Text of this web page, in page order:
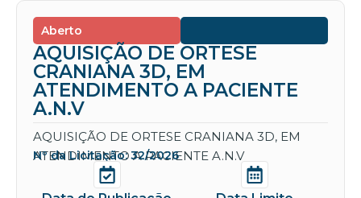
Aberto
AQUISIÇÃO DE ORTESE
CRANIANA 3D, EM
ATENDIMENTO A PACIENTE
A.N.V
AQUISIÇÃO DE ORTESE CRANIANA 3D, EM
ATENDIMENTO A PACIENTE A.N.V
Nº da Licitação: 32/2026